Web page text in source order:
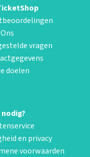
vragen
doelen
en privacy
voorwaarden